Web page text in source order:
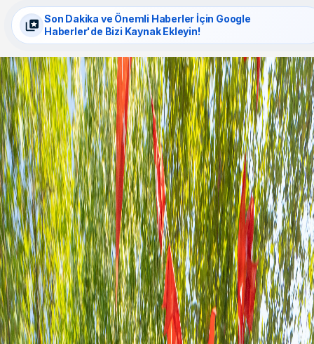
Son Dakika ve Önemli Haberler İçin Google
Haberler'de Bizi Kaynak Ekleyin!